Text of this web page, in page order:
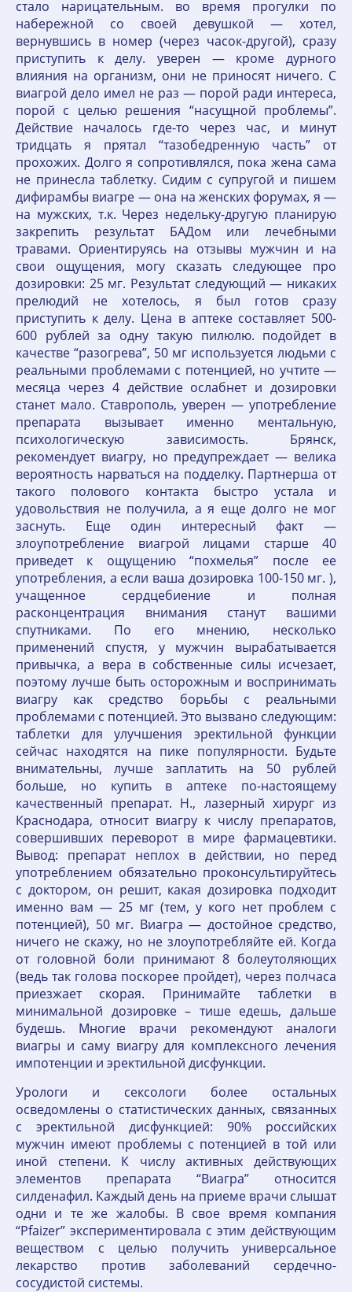
стало нарицательным. во время прогулки по
набережной со своей девушкой — хотел,
вернувшись в номер (через часок-другой), сразу
приступить к делу. уверен — кроме дурного
влияния на организм, они не приносят ничего. С
виагрой дело имел не раз — порой ради интереса,
порой с целью решения “насущной проблемы”.
Действие началось где-то через час, и минут
тридцать я прятал “тазобедренную часть” от
прохожих. Долго я сопротивлялся, пока жена сама
не принесла таблетку. Сидим с супругой и пишем
дифирамбы виагре — она на женских форумах, я —
на мужских, т.к. Через недельку-другую планирую
закрепить результат БАДом или лечебными
травами. Ориентируясь на отзывы мужчин и на
свои ощущения, могу сказать следующее про
дозировки: 25 мг. Результат следующий — никаких
прелюдий не хотелось, я был готов сразу
приступить к делу. Цена в аптеке составляет 500-
600 рублей за одну такую пилюлю. подойдет в
качестве “разогрева”, 50 мг используется людьми с
реальными проблемами с потенцией, но учтите —
месяца через 4 действие ослабнет и дозировки
станет мало. Ставрополь, уверен — употребление
препарата вызывает именно ментальную,
психологическую зависимость. Брянск,
рекомендует виагру, но предупреждает — велика
вероятность нарваться на подделку. Партнерша от
такого полового контакта быстро устала и
удовольствия не получила, а я еще долго не мог
заснуть. Еще один интересный факт —
злоупотребление виагрой лицами старше 40
приведет к ощущению “похмелья” после ее
употребления, а если ваша дозировка 100-150 мг. ),
учащенное сердцебиение и полная
расконцентрация внимания станут вашими
спутниками. По его мнению, несколько
применений спустя, у мужчин вырабатывается
привычка, а вера в собственные силы исчезает,
поэтому лучше быть осторожным и воспринимать
виагру как средство борьбы с реальными
проблемами с потенцией. Это вызвано следующим:
таблетки для улучшения эректильной функции
сейчас находятся на пике популярности. Будьте
внимательны, лучше заплатить на 50 рублей
больше, но купить в аптеке по-настоящему
качественный препарат. Н., лазерный хирург из
Краснодара, относит виагру к числу препаратов,
совершивших переворот в мире фармацевтики.
Вывод: препарат неплох в действии, но перед
употреблением обязательно проконсультируйтесь
с доктором, он решит, какая дозировка подходит
именно вам — 25 мг (тем, у кого нет проблем с
потенцией), 50 мг. Виагра — достойное средство,
ничего не скажу, но не злоупотребляйте ей. Когда
от головной боли принимают 8 болеутоляющих
(ведь так голова поскорее пройдет), через полчаса
приезжает скорая. Принимайте таблетки в
минимальной дозировке – тише едешь, дальше
будешь. Многие врачи рекомендуют аналоги
виагры и саму виагру для комплексного лечения
импотенции и эректильной дисфункции.
Урологи и сексологи более остальных
осведомлены о статистических данных, связанных
с эректильной дисфункцией: 90% российских
мужчин имеют проблемы с потенцией в той или
иной степени. К числу активных действующих
элементов препарата “Виагра” относится
силденафил. Каждый день на приеме врачи слышат
одни и те же жалобы. В свое время компания
“Pfaizer” экспериментировала с этим действующим
веществом с целью получить универсальное
лекарство против заболеваний сердечно-
сосудистой системы.